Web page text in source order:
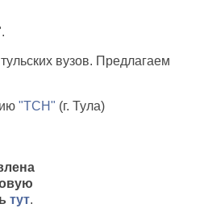
вузов. Предлагаем
"ТСН" (г. Тула)
тут.